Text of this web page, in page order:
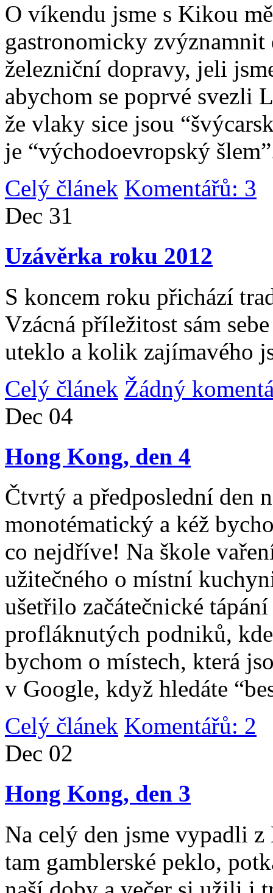
O víkendu jsme s Kikou
gastronomicky
železniční dopravy, jeli
abychom se poprvé svezli
že vlaky sice jsou
je “východoevropský
Celý článek Komentářů: 3
Dec 31
Uzávěrka roku 2012
S koncem roku přichází
Vzácná příležitost sám
uteklo a kolik zajímavého
Celý článek Žádný
Dec 04
Hong Kong, den 4
Čtvrtý a předposlední den
monotématický a kéž
co nejdříve! Na škole
užitečného o místní
ušetřilo začátečnické
profláknutých podniků,
bychom o místech, která
v Google, když hledáte
Celý článek Komentářů: 2
Dec 02
Hong Kong, den 3
Na celý den jsme vypadli
tam gamblerské peklo,